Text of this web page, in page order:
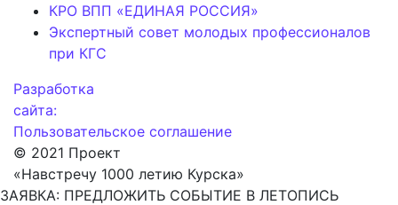
КРО ВПП «ЕДИНАЯ РОССИЯ»
Экспертный совет молодых профессионалов
при КГС
Разработка
сайта:
Пользовательское соглашение
© 2021 Проект
«Навстречу 1000 летию Курска»
ЗАЯВКА: ПРЕДЛОЖИТЬ СОБЫТИЕ В ЛЕТОПИСЬ